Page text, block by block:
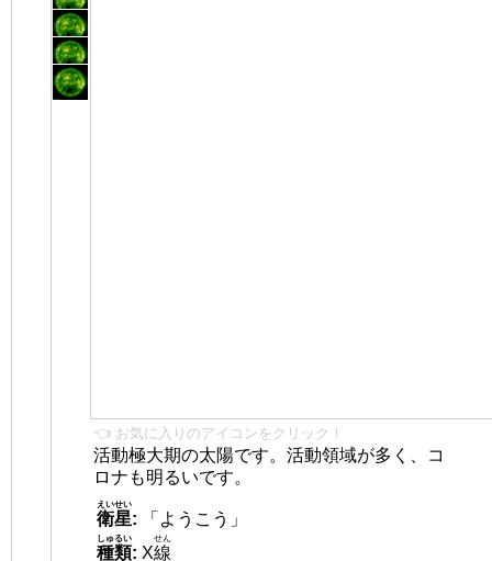
👈 お気に入りのアイコンをクリック！
活動極大期の太陽です。活動領域が多く、コ
ロナも明るいです。
衛星
えいせい
:
「ようこう」
種類
しゅるい
: X線
せん